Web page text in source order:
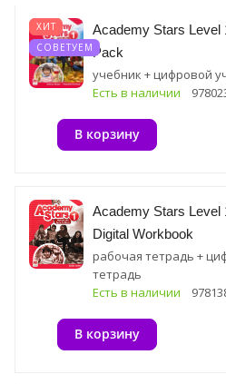
ХИТ
СОВЕТУЕМ
Academy Stars Level
Pack
учебник + цифровой
Есть в наличии
В корзину
Academy Stars Level
Digital Workbook
рабочая тетрадь +
тетрадь
Есть в наличии
В корзину